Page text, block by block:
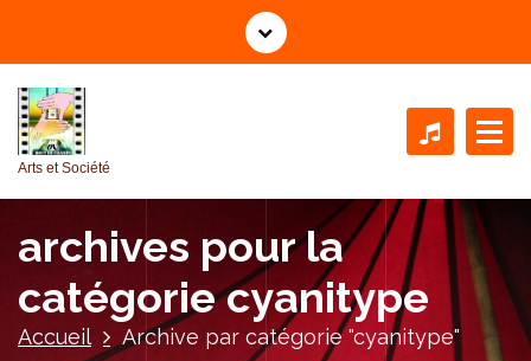
l
Arts et Société
archives pour la
catégorie cyanitype
Accueil Archive par catégorie "cyanitype"